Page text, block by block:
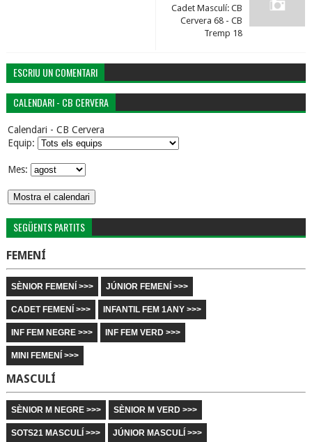
Cadet Masculí: CB
Cervera 68 - CB
Tremp 18
ESCRIU UN COMENTARI
CALENDARI - CB CERVERA
Calendari - CB Cervera
Equip:
Mes:
SEGÜENTS PARTITS
FEMENÍ
SÈNIOR FEMENÍ >>> JÚNIOR FEMENÍ >>>
CADET FEMENÍ >>> INFANTIL FEM 1ANY >>>
INF FEM NEGRE >>> INF FEM VERD >>>
MINI FEMENÍ >>>
MASCULÍ
SÈNIOR M NEGRE >>> SÈNIOR M VERD >>>
SOTS21 MASCULÍ >>> JÚNIOR MASCULÍ >>>